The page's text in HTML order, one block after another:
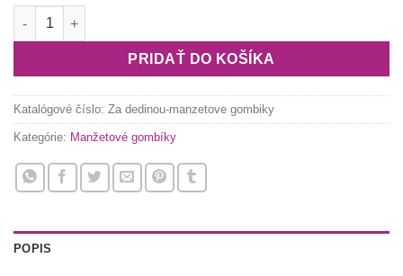
množstvo Za dedinou
PRIDAŤ DO KOŠÍKA
Katalógové číslo: Za dedinou-manzetove gombiky
Kategórie: Manžetové gombíky
POPIS